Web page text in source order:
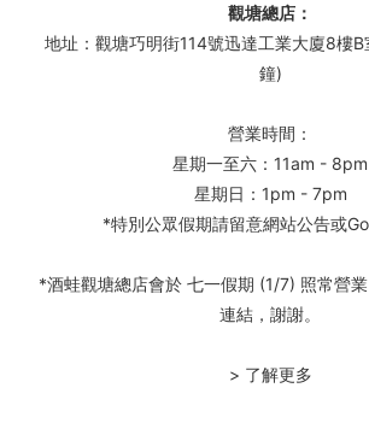
觀塘總店：
地址：觀塘巧明街114號迅達工業大廈8樓
鐘)
營業時間：
星期一至六：11am - 8pm
星期日：1pm - 7pm
*特別公眾假期請留意網站公告或
*酒蛙觀塘總店會於 七一假期 (1/7) 照常營
連結，謝謝。
> 了解更多